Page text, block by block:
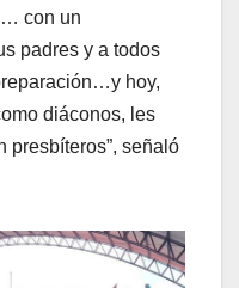
con un
padres y a todos
hoy,
diáconos, les
presbíteros”, señaló